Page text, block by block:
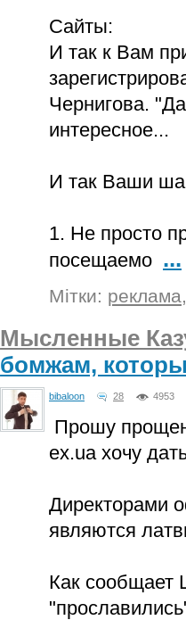
Сайты:
И так к Вам
Чернигова.
интересное...
И так Ваши
1. Не просто
посещаемо ...
Мітки: реклама
Мысленные
бомжам,
bibaloon 28 4953
Прошу
ex.ua хочу
Директорами
являются
Как сообщает